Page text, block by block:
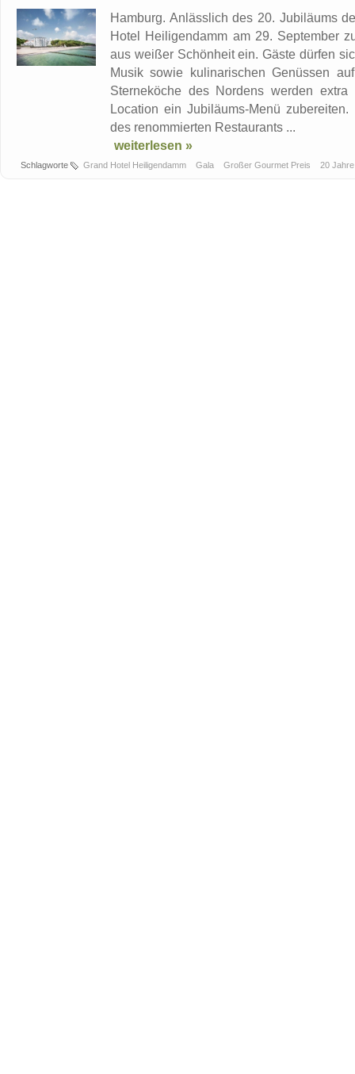
Hamburg. Anlässlich des 20. Jubiläums
Hotel Heiligendamm am 29. September
aus weißer Schönheit ein. Gäste dürfen
Musik sowie kulinarischen Genüssen
Sterneköche des Nordens werden
Location ein Jubiläums-Menü
des renommierten Restaurants ...
weiterlesen »
Schlagworte Grand Hotel Heiligendamm Gala Großer Gourmet Preis 20